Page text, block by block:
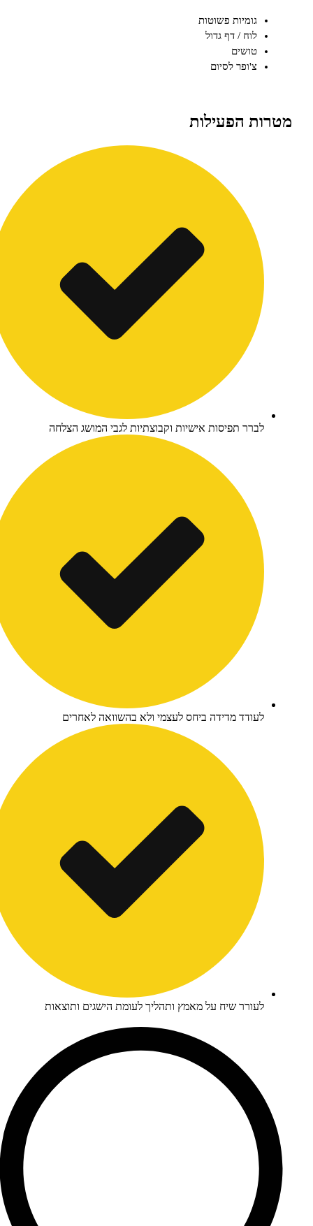
גומיות פשוטות
לוח / דף גדול
צ'ופר לסיום
הפעילות
תפיסות אישיות וקבוצתיות לגבי המושג הצלחה
מדידה ביחס לעצמי ולא בהשוואה לאחרים
שיח על מאמץ ותהליך לעומת הישגים ותוצאות